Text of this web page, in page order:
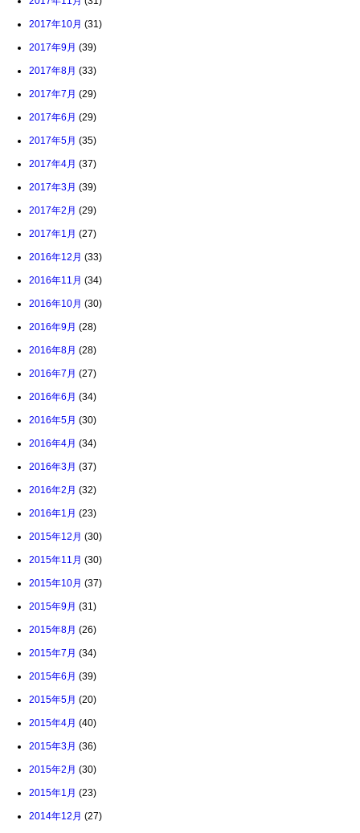
2017年10月 (31)
2017年9月 (39)
2017年8月 (33)
2017年7月 (29)
2017年6月 (29)
2017年5月 (35)
2017年4月 (37)
2017年3月 (39)
2017年2月 (29)
2017年1月 (27)
2016年12月 (33)
2016年11月 (34)
2016年10月 (30)
2016年9月 (28)
2016年8月 (28)
2016年7月 (27)
2016年6月 (34)
2016年5月 (30)
2016年4月 (34)
2016年3月 (37)
2016年2月 (32)
2016年1月 (23)
2015年12月 (30)
2015年11月 (30)
2015年10月 (37)
2015年9月 (31)
2015年8月 (26)
2015年7月 (34)
2015年6月 (39)
2015年5月 (20)
2015年4月 (40)
2015年3月 (36)
2015年2月 (30)
2015年1月 (23)
2014年12月 (27)